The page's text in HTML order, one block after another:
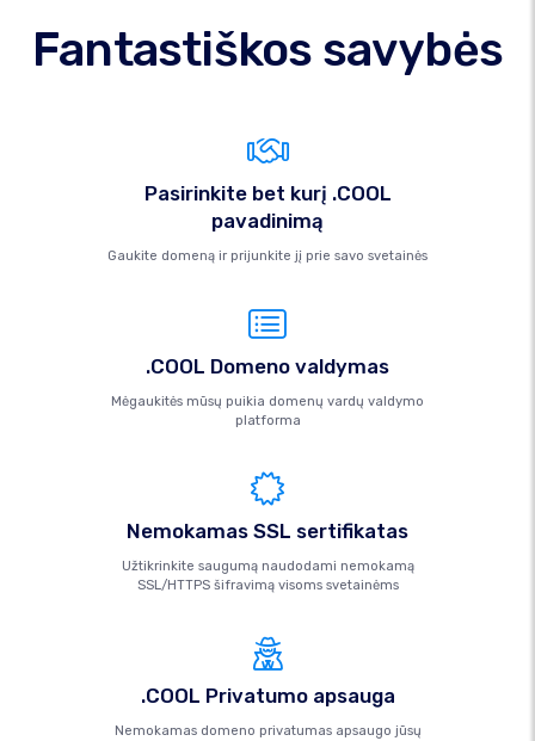
Fantastiškos savybės
Pasirinkite bet kurį .COOL
pavadinimą
Gaukite domeną ir prijunkite jį prie savo svetainės
.COOL Domeno valdymas
Mėgaukitės mūsų puikia domenų vardų valdymo
platforma
Nemokamas SSL sertifikatas
Užtikrinkite saugumą naudodami nemokamą
SSL/HTTPS šifravimą visoms svetainėms
.COOL Privatumo apsauga
Nemokamas domeno privatumas apsaugo jūsų